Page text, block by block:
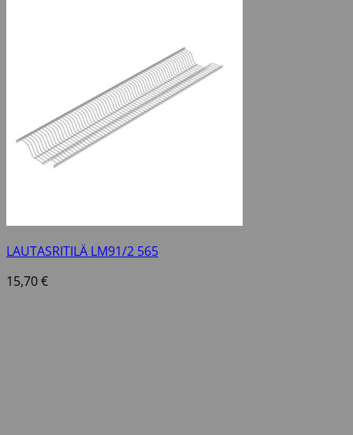
LAUTASRITILÄ LM91/2 565
15,70€